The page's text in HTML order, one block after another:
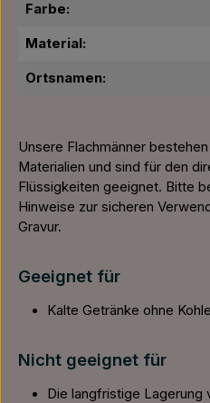
Farbe:
Material:
Ortsnamen:
Unsere Flachmänner
Materialien und sind für den
Flüssigkeiten geeignet. Bitte
Hinweise zur sicheren
Gravur.
Geeignet für
Kalte Getränke ohne
Nicht geeignet für
Die langfristige Lagerung